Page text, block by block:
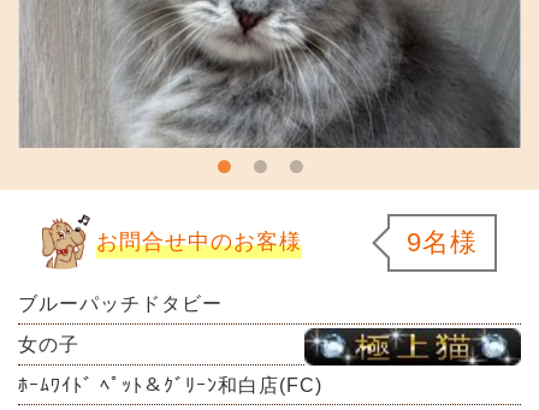
お問合せ中のお客様 9名様
ブルーパッチドタビー
女の子
ﾎｰﾑﾜｲﾄﾞ ﾍﾟｯﾄ＆ｸﾞﾘｰﾝ和白店(FC)